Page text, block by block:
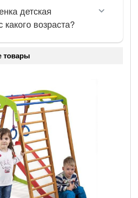
детская
возраста?
товары